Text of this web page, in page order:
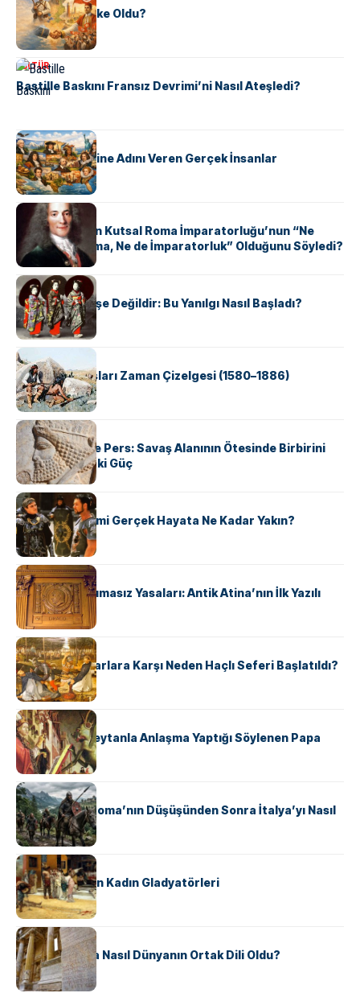
Tunus Nasıl Ülke Oldu?
KÜLTÜR
Bastille Baskını Fransız Devrimi’ni Nasıl Ateşledi?
KÜLTÜR
ABD Eyaletlerine Adını Veren Gerçek İnsanlar
KÜLTÜR
Voltaire Neden Kutsal Roma İmparatorluğu’nun “Ne
Kutsal, Ne Roma, Ne de İmparatorluk” Olduğunu Söyledi?
KÜLTÜR
Geyşalar Fahişe Değildir: Bu Yanılgı Nasıl Başladı?
KÜLTÜR
Apache Savaşları Zaman Çizelgesi (1580–1886)
KÜLTÜR
Antik Yunan ve Pers: Savaş Alanının Ötesinde Birbirini
Şekillendiren İki Güç
KÜLTÜR
‘Gladiator’ Filmi Gerçek Hayata Ne Kadar Yakın?
KÜLTÜR
Draco’nun Acımasız Yasaları: Antik Atina’nın İlk Yazılı
Hukuk Kodu
KÜLTÜR
Avrupalı ​​Katharlara Karşı Neden Haçlı Seferi Başlatıldı?
KÜLTÜR
II. Silvester: Şeytanla Anlaşma Yaptığı Söylenen Papa
KÜLTÜR
Ostrogotlar Roma’nın Düşüşünden Sonra İtalya’yı Nasıl
Ele Geçirdi?
KÜLTÜR
Antik Roma’nın Kadın Gladyatörleri
KÜLTÜR
Antik Yunanca Nasıl Dünyanın Ortak Dili Oldu?